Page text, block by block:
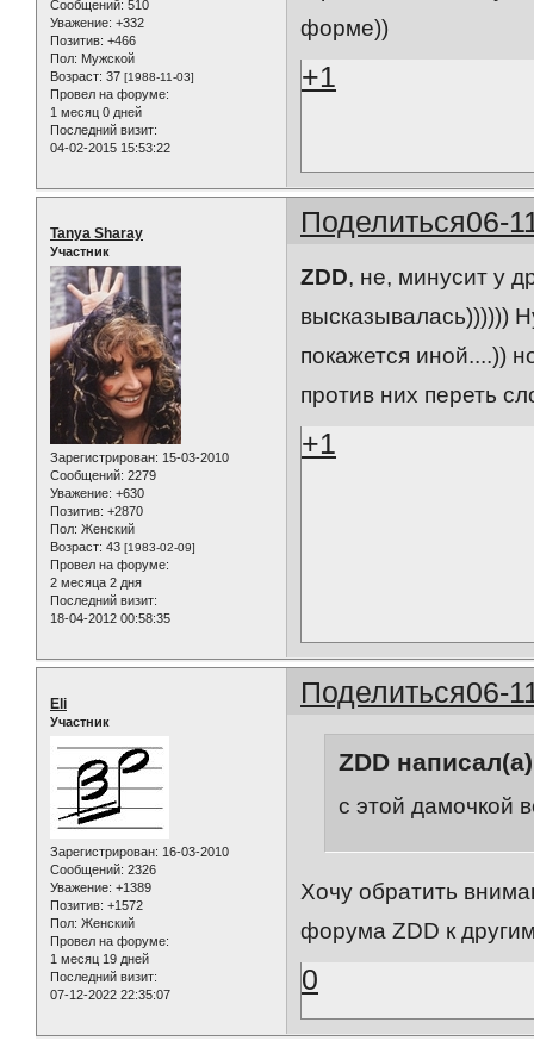
Сообщений: 510
Уважение: +332
Позитив: +466
Пол: Мужской
Возраст: 37 [1988-11-03]
Провел на форуме:
1 месяц 0 дней
Последний визит:
04-02-2015 15:53:22
форме))
+1
Поделиться06-
Tanya Sharay
Участник
Зарегистрирован: 15-03-2010
Сообщений: 2279
Уважение: +630
Позитив: +2870
Пол: Женский
Возраст: 43 [1983-02-09]
Провел на форуме:
2 месяца 2 дня
Последний визит:
18-04-2012 00:58:35
ZDD, не, минусит у
высказывалась))))))
покажется иной....))
против них переть
+1
Поделиться06-
Eli
Участник
Зарегистрирован: 16-03-2010
Сообщений: 2326
Уважение: +1389
Позитив: +1572
Пол: Женский
Провел на форуме:
1 месяц 19 дней
Последний визит:
07-12-2022 22:35:07
ZDD
с этой дамочкой
Хочу обратить
форума ZDD к
0